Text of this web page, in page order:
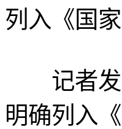
列入《国
记者发
明确列入